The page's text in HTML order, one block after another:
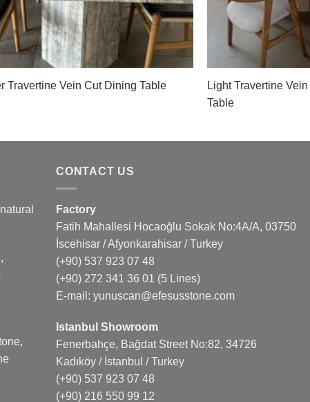
Travertine Vein Cut Dining Table
Light Travertine
Table
CONTACT US
Factory
Fatih Mahallesi Hocaoğlu Sokak No:4A/A, 03750
İscehisar / Afyonkarahisar / Turkey
(+90) 537 923 07 48
(+90) 272 341 36 01 (5 Lines)
E-mail: yunuscan@efesusstone.com
Istanbul Showroom
Fenerbahçe, Bağdat Street No:82, 34726
Kadıköy / İstanbul / Turkey
(+90) 537 923 07 48
(+90) 216 550 99 12